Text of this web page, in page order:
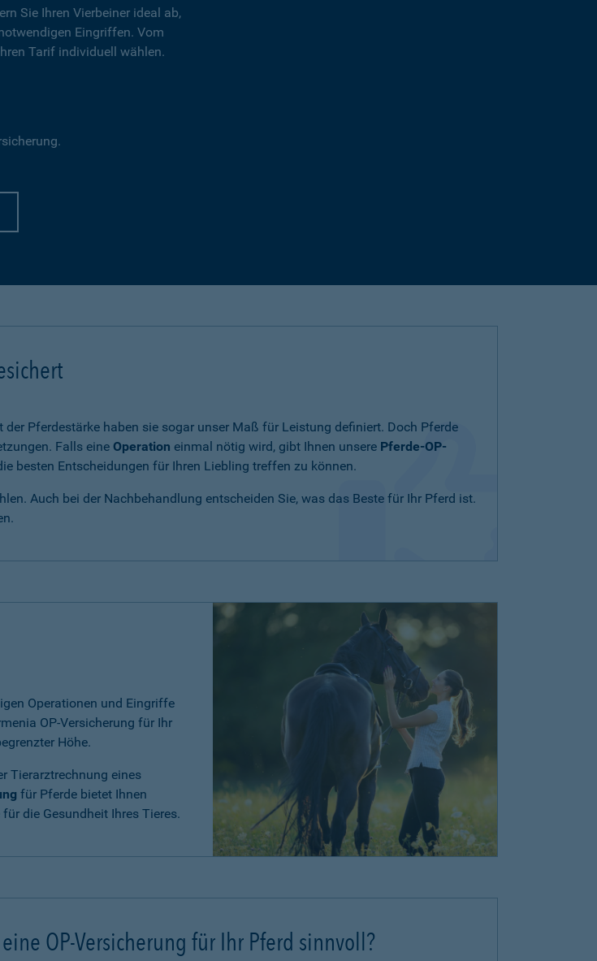
Sie Ihren Vierbeiner ideal ab,
Eingriffen. Vom
Tarif individuell wählen.
Pferdestärke haben sie sogar unser Maß für Leistung definiert. Doch Pferde
Falls eine Operation einmal nötig wird, gibt Ihnen unsere Pferde-OP-
besten Entscheidungen für Ihren Liebling treffen zu können.
Auch bei der Nachbehandlung entscheiden Sie, was das Beste für Ihr Pferd ist.
Operationen und Eingriffe
OP-Versicherung für Ihr
Höhe.
Tierarztrechnung eines
für Pferde bietet Ihnen
die Gesundheit Ihres Tieres.
OP-Versicherung für Ihr Pferd sinnvoll?